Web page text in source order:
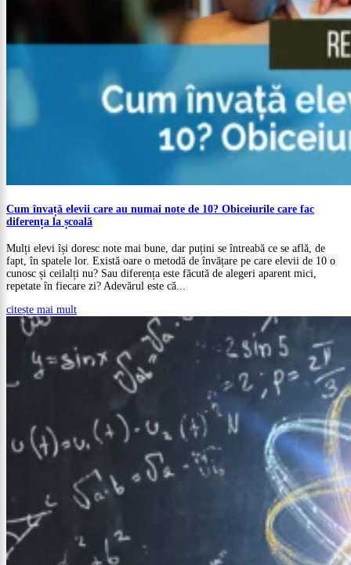
Cum învață elevii care au numai note de 10? Obiceiurile care fac
diferența la școală
Mulți elevi își doresc note mai bune, dar puțini se întreabă ce se află, de
fapt, în spatele lor. Există oare o metodă de învățare pe care elevii de 10 o
cunosc și ceilalți nu? Sau diferența este făcută de alegeri aparent mici,
repetate în fiecare zi? Adevărul este că...
citește mai mult